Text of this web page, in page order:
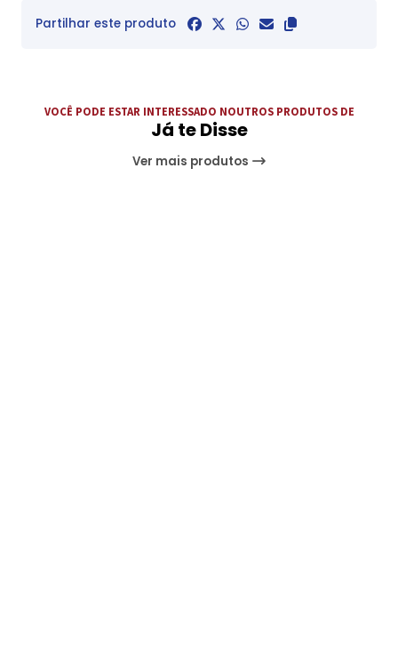
Partilhar este produto
VOCÊ PODE ESTAR INTERESSADO NOUTROS PRODUTOS DE
Já te Disse
Ver mais produtos